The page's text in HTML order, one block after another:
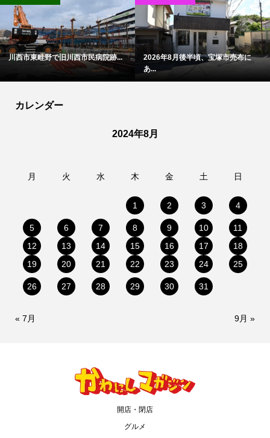
川西市東畦野で旧川西市民病院跡...
2026年8月後半頃、宝塚市売布に
あ...
カレンダー
2024年8月
月 火 水 木 金 土 日
1 2 3 4
5 6 7 8 9 10
11
12
13 14 15 16 17
18
19
20 21 22 23 24 25
26 27 28 29 30 31
« 7月 9月 »
開店・閉店
グルメ